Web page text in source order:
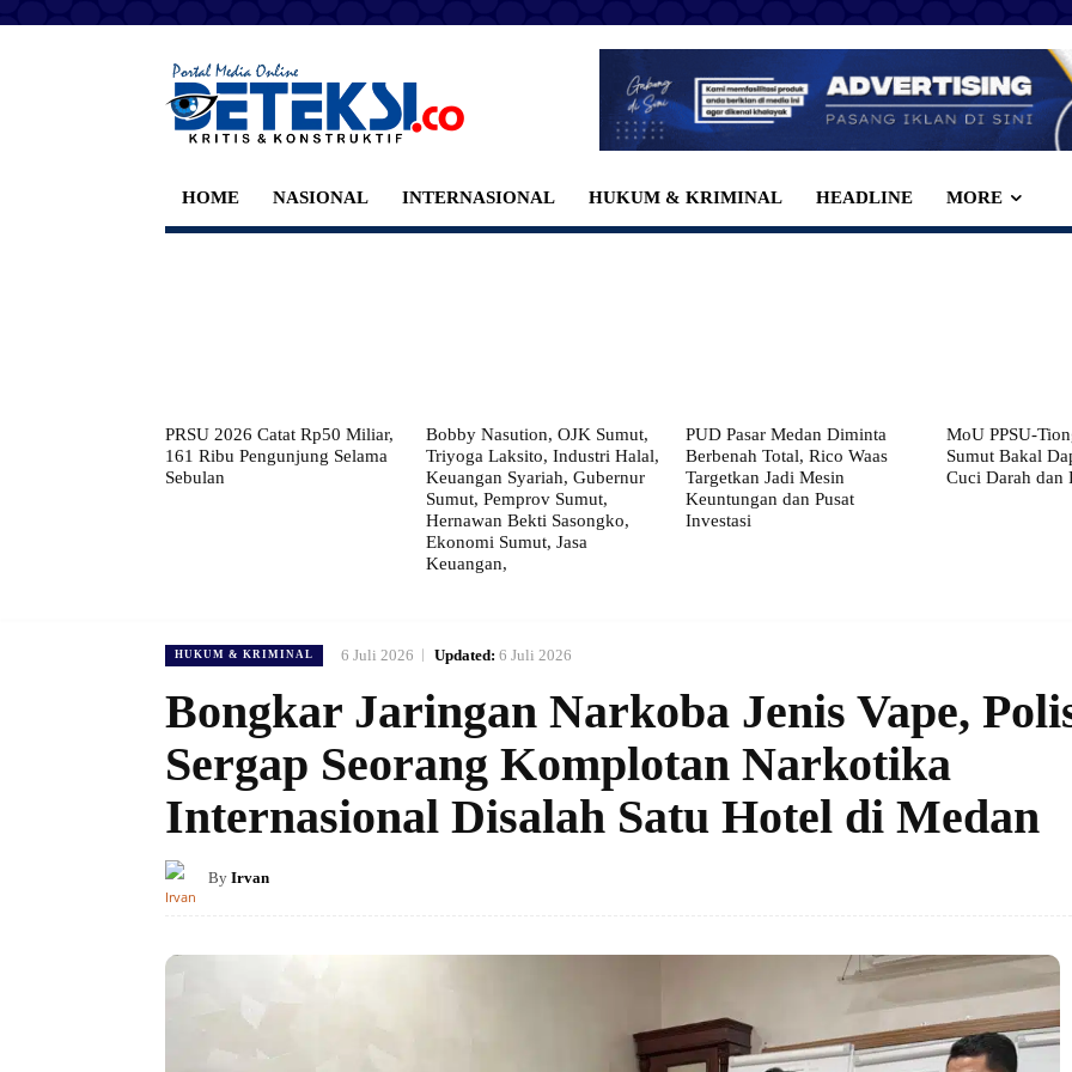
HOME NASIONAL INTERNASIONAL HUKUM & KRIMINAL HEADLINE MORE
PRSU 2026 Catat Rp50 Miliar,
161 Ribu Pengunjung Selama
Sebulan
Bobby Nasution, OJK Sumut,
Triyoga Laksito, Industri Halal,
Keuangan Syariah, Gubernur
Sumut, Pemprov Sumut,
Hernawan Bekti Sasongko,
Ekonomi Sumut, Jasa
Keuangan,
PUD Pasar Medan Diminta
Berbenah Total, Rico Waas
Targetkan Jadi Mesin
Keuntungan dan Pusat
Investasi
MoU PPSU-
Sumut Bakal
Cuci Darah dan
HUKUM & KRIMINAL 6 Juli 2026 Updated: 6 Juli 2026
Bongkar Jaringan Narkoba Jenis Vape,
Sergap Seorang Komplotan Narkotika
Internasional Disalah Satu Hotel di Medan
By Irvan